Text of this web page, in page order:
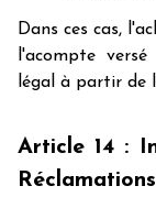
Dans ces cas,
l'acompte
légal à partir de
Article 14 :
Réclamations